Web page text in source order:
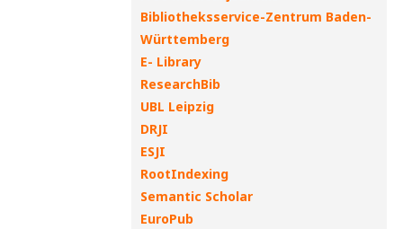
Bibliotheksservice-Zentrum Baden-
Württemberg
E- Library
ResearchBib
UBL Leipzig
DRJI
ESJI
RootIndexing
Semantic Scholar
EuroPub